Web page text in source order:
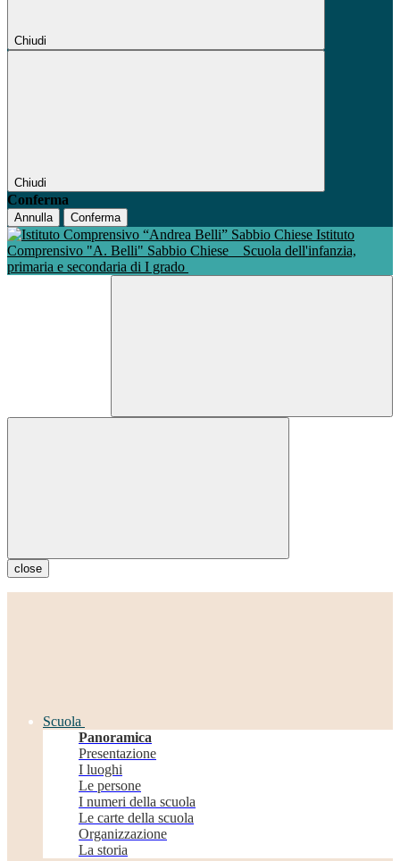
Chiudi
Chiudi
Conferma
Annulla Conferma
Istituto
Comprensivo "A. Belli" Sabbio Chiese
Scuola dell'infanzia,
primaria e secondaria di I grado
close
Scuola
Panoramica
Presentazione
I luoghi
Le persone
I numeri della scuola
Le carte della scuola
Organizzazione
La storia